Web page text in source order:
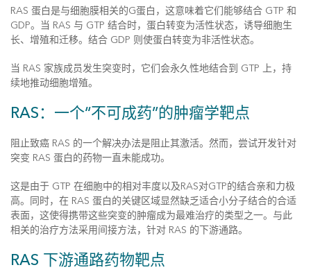
RAS 蛋白是与细胞膜相关的G蛋白，这意味着它们能够结合 GTP 和
GDP。当 RAS 与 GTP 结合时，蛋白转变为活性状态，诱导细胞生
长、增殖和迁移。结合 GDP 则使蛋白转变为非活性状态。
当 RAS 家族成员发生突变时，它们会永久性地结合到 GTP 上，持
续地推动细胞增殖。
RAS：一个“不可成药”的肿瘤学靶点
阻止致癌 RAS 的一个解决办法是阻止其激活。然而，尝试开发针对
突变 RAS 蛋白的药物一直未能成功。
这是由于 GTP 在细胞中的相对丰度以及RAS对GTP的结合亲和力极
高。同时，在 RAS 蛋白的关键区域显然缺乏适合小分子结合的合适
表面，这使得携带这些突变的肿瘤成为最难治疗的类型之一。与此
相关的治疗方法采用间接方法，针对 RAS 的下游通路。
RAS 下游通路药物靶点